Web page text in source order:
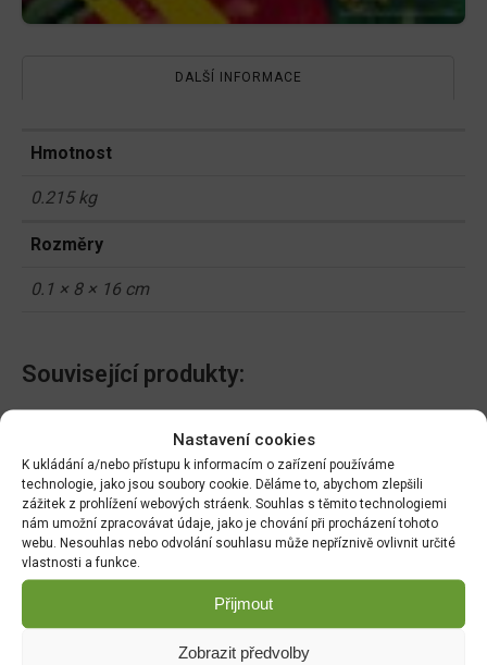
Nastavení cookies
K ukládání a/nebo přístupu k informacím o zařízení používáme
technologie, jako jsou soubory cookie. Děláme to, abychom zlepšili
zážitek z prohlížení webových stráenk. Souhlas s těmito technologiemi
nám umožní zpracovávat údaje, jako je chování při procházení tohoto
webu. Nesouhlas nebo odvolání souhlasu může nepříznivě ovlivnit určité
vlastnosti a funkce.
Přijmout
Zobrazit předvolby
DALŠÍ INFORMACE
Hmotnost
0.215 kg
Rozměry
0.1 × 8 × 16 cm
Související produkty:
DO KOŠÍKU
70.00Kč
DO KOŠÍKU
19.00Kč
Dobrá semena - Kiwano -
africká okurka 10s 2257
44.00Kč
Dobrá semena - Sója
Edamame - Chiba Green
DO KOŠÍKU
52.00Kč